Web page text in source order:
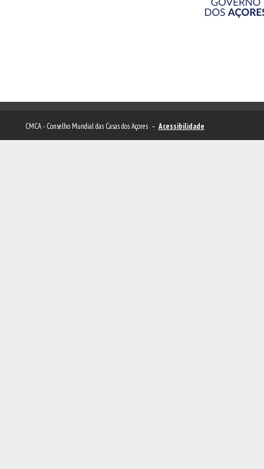
CMCA - Conselho Mundial das Casas dos Açores – Acessibilidade